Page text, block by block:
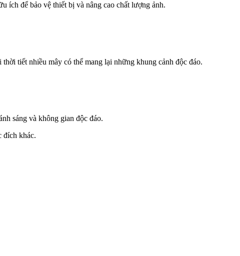
ích để bảo vệ thiết bị và nâng cao chất lượng ảnh.
tiết nhiều mây có thể mang lại những khung cảnh độc đáo.
sáng và không gian độc đáo.
đích khác.